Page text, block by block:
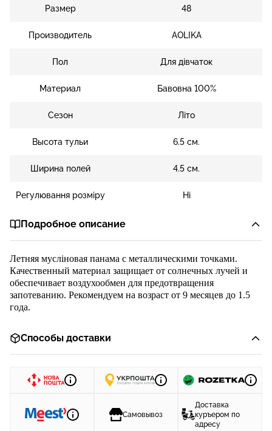
Размер 48
Производитель AOLIKA
Пол Для дівчаток
Материал Бавовна 100%
Сезон Літо
Высота тульи 6.5 см.
Ширина полей 4.5 см.
Регулювання розміру Ні
Подробное описание
Летняя мусліновая панама с металлическими точками.
Качественный материал защищает от солнечных лучей и
обеспечивает воздухообмен для предотвращения
запотеванию. Рекомендуем на возраст от 9 месяцев до 1.5
года.
Способы доставки
Самовывоз
Доставка
куръером по
адресу